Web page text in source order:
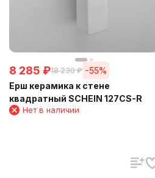
8 285 ₽18 230 ₽ -55%
Ерш керамика к стене
квадратный SCHEIN 127CS-R
Нет в наличии